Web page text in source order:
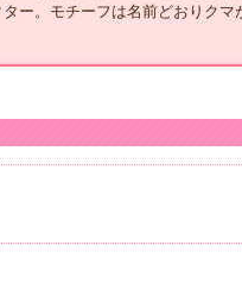
ー。モチーフは名前どおりクマ